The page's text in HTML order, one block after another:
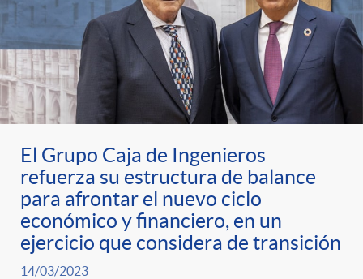
El Grupo Caja de Ingenieros
refuerza su estructura de balance
para afrontar el nuevo ciclo
económico y financiero, en un
ejercicio que considera de transición
14/03/2023